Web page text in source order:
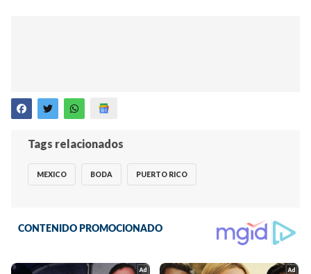
Tags relacionados
MEXICO BODA PUERTO RICO